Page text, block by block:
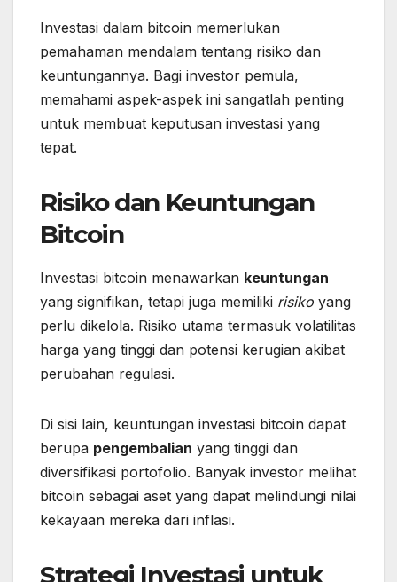
Investasi dalam bitcoin memerlukan
pemahaman mendalam tentang risiko dan
keuntungannya. Bagi investor pemula,
memahami aspek-aspek ini sangatlah penting
untuk membuat keputusan investasi yang
tepat.
Risiko dan Keuntungan
Bitcoin
Investasi bitcoin menawarkan keuntungan
yang signifikan, tetapi juga memiliki risiko yang
perlu dikelola. Risiko utama termasuk volatilitas
harga yang tinggi dan potensi kerugian akibat
perubahan regulasi.
Di sisi lain, keuntungan investasi bitcoin dapat
berupa pengembalian yang tinggi dan
diversifikasi portofolio. Banyak investor melihat
bitcoin sebagai aset yang dapat melindungi nilai
kekayaan mereka dari inflasi.
Strategi Investasi untuk